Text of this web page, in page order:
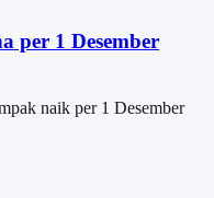
per 1 Desember
naik per 1 Desember